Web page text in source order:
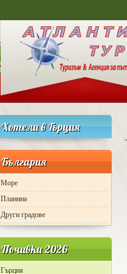
Хотели в Гърция
България
Море
Планина
Други градове
Почивки 2026
Гърция